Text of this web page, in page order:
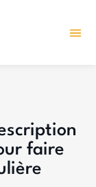
faire